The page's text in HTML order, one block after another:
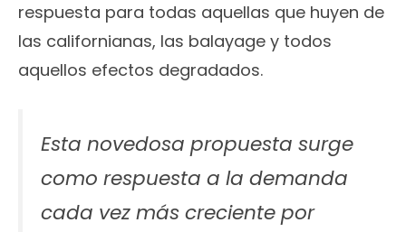
respuesta para todas aquellas que huyen de
las californianas, las balayage y todos
aquellos efectos degradados.
Esta novedosa propuesta surge
como respuesta a la demanda
cada vez más creciente por